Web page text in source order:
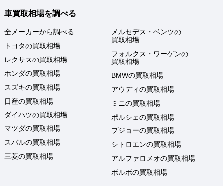
車買取相場を調べる
全メーカーから調べる
トヨタの買取相場
レクサスの買取相場
ホンダの買取相場
スズキの買取相場
日産の買取相場
ダイハツの買取相場
マツダの買取相場
スバルの買取相場
三菱の買取相場
メルセデス・ベンツの
買取相場
フォルクス・ワーゲンの
買取相場
BMWの買取相場
アウディの買取相場
ミニの買取相場
ポルシェの買取相場
プジョーの買取相場
シトロエンの買取相場
アルファロメオの買取相場
ボルボの買取相場